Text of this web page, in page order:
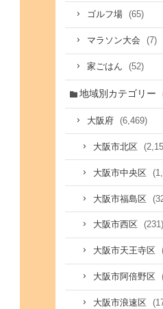
ゴルフ場 (65)
マラソン大会 (7)
家ごはん (52)
地域別カテゴリー
大阪府 (6,469)
大阪市北区
大阪市中央区
大阪市福島区
大阪市西区 (231)
大阪市天王寺区
大阪市阿倍野区
大阪市浪速区